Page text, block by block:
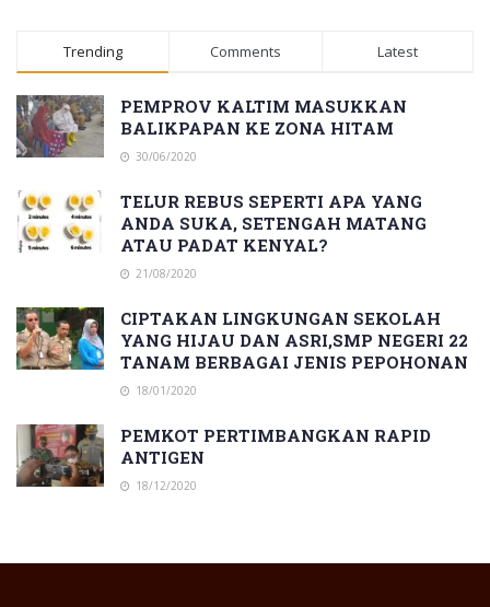
Trending Comments Latest
PEMPROV KALTIM MASUKKAN
BALIKPAPAN KE ZONA HITAM
30/06/2020
TELUR REBUS SEPERTI APA YANG
ANDA SUKA, SETENGAH MATANG
ATAU PADAT KENYAL?
21/08/2020
CIPTAKAN LINGKUNGAN SEKOLAH
YANG HIJAU DAN ASRI,SMP NEGERI 22
TANAM BERBAGAI JENIS PEPOHONAN
18/01/2020
PEMKOT PERTIMBANGKAN RAPID
ANTIGEN
18/12/2020